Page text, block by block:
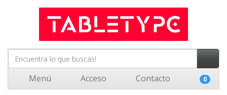
Menú Acceso Contacto 0